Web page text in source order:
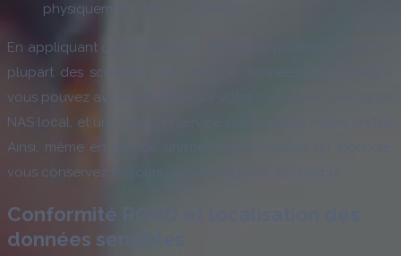
physiquement dans un autre lieu)
En appliquant cette méthode, vous vous protégez contre la
plupart des scénarios de perte de données. Par exemple,
vous pouvez avoir une copie sur votre ordinateur, une sur un
NAS local, et une dans un service de stockage cloud chiffré.
Ainsi, même en cas de sinistre majeur comme un incendie,
vous conservez toujours une sauvegarde accessible.
Conformité RGPD et localisation des
données sensibles